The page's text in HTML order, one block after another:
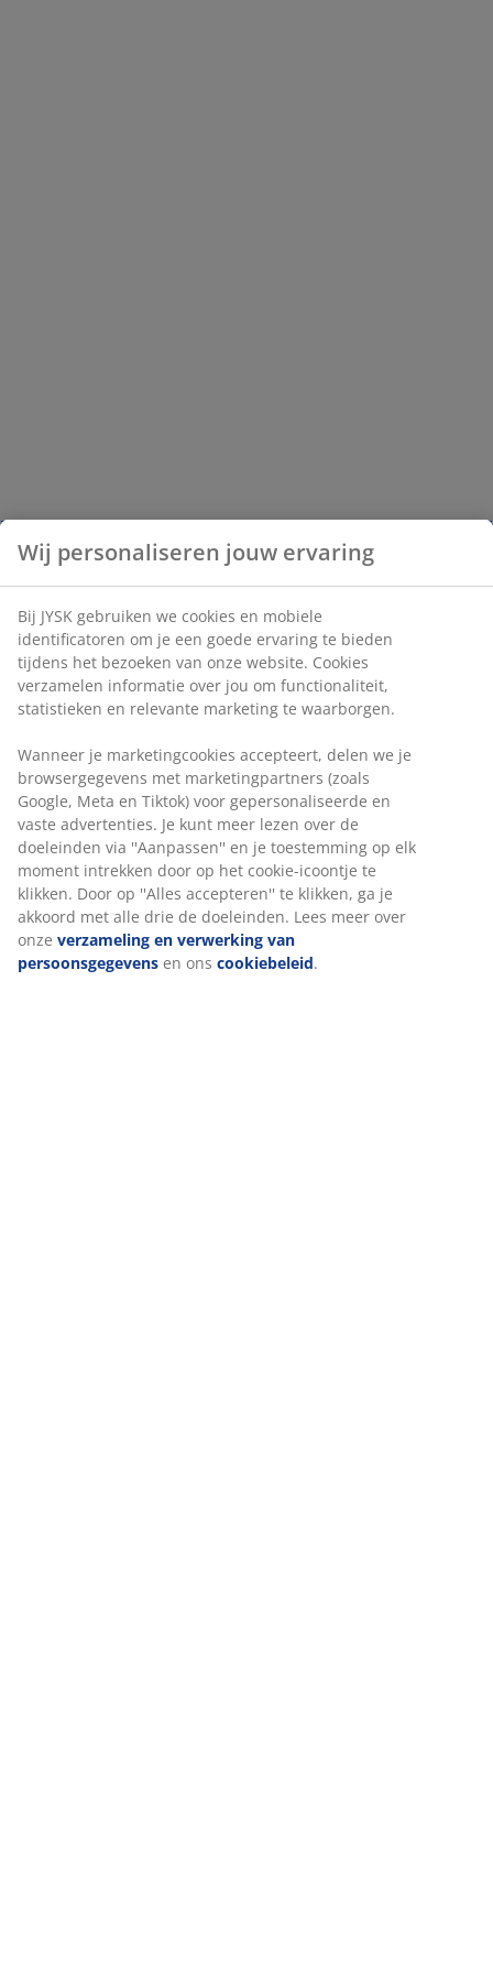
Wij personaliseren jouw ervaring
Bij JYSK gebruiken we cookies en mobiele
identificatoren om je een goede ervaring te bieden
tijdens het bezoeken van onze website. Cookies
verzamelen informatie over jou om functionaliteit,
statistieken en relevante marketing te waarborgen.
Wanneer je marketingcookies accepteert, delen we je
browsergegevens met marketingpartners (zoals
Google, Meta en Tiktok) voor gepersonaliseerde en
vaste advertenties. Je kunt meer lezen over de
doeleinden via ''Aanpassen'' en je toestemming op elk
moment intrekken door op het cookie-icoontje te
klikken. Door op ''Alles accepteren'' te klikken, ga je
akkoord met alle drie de doeleinden. Lees meer over
onze verzameling en verwerking van
persoonsgegevens en ons cookiebeleid.